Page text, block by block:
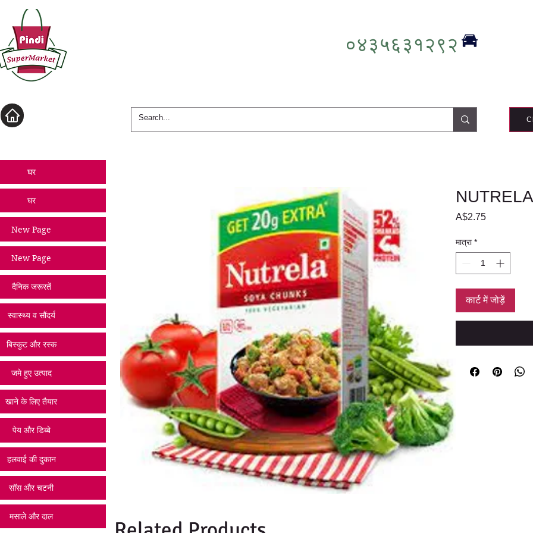
०४३५६३१२९२
घर
घर
New Page
New Page
दैनिक जरूरतें
स्वास्थ्य व सौंदर्य
बिस्कुट और रस्क
जमे हुए उत्पाद
खाने के लिए तैयार
पेय और डिब्बे
हलवाई की दुकान
सॉस और चटनी
मसाले और दाल
A$2.75मूल्य
मात्रा *
कार्ट में जोड़ें